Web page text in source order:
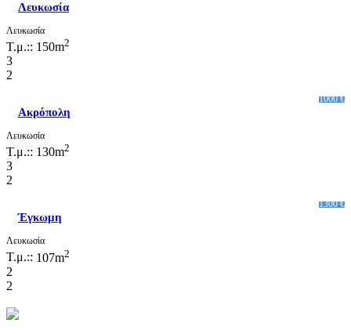
Λευκωσία
Λευκωσία
Τ.μ.:: 150m2
3
2
1000 €
Ακρόπολη
Λευκωσία
Τ.μ.:: 130m2
3
2
1300 €
Έγκωμη
Λευκωσία
Τ.μ.:: 107m2
2
2